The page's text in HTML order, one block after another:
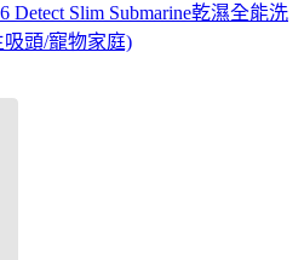
Detect Slim Submarine乾濕全能洗
頭/寵物家庭)